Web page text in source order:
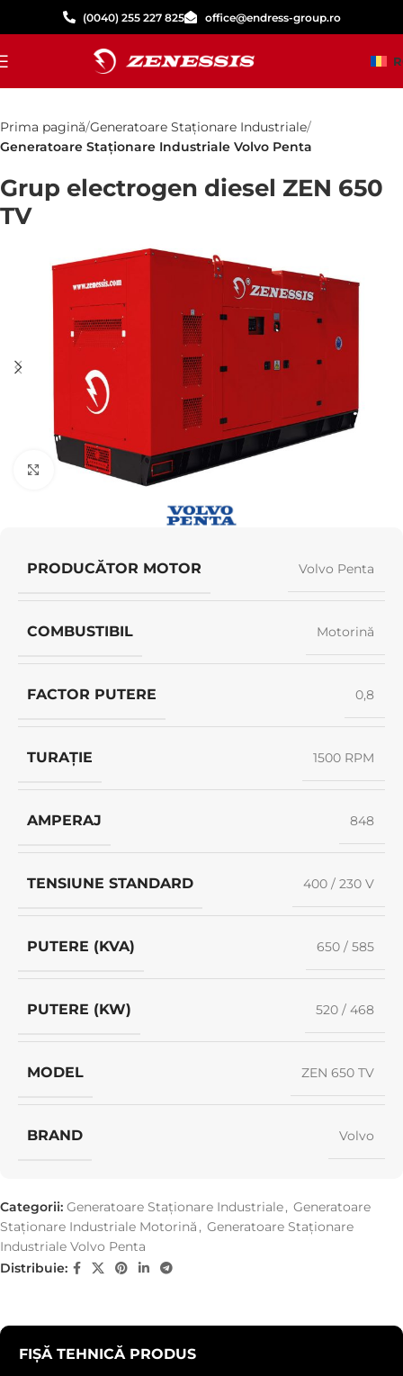
(0040) 255 227 825 office@endress-group.ro
Prima pagină Generatoare Staționare Industriale
Generatoare Staționare Industriale Volvo Penta
Grup electrogen diesel ZEN 650
TV
Click pentru a mări
PRODUCĂTOR MOTOR Volvo Penta
COMBUSTIBIL Motorină
FACTOR PUTERE 0,8
TURAȚIE 1500 RPM
AMPERAJ 848
TENSIUNE STANDARD 400 / 230 V
PUTERE (KVA) 650 / 585
PUTERE (KW) 520 / 468
MODEL ZEN 650 TV
BRAND Volvo
Categorii: Generatoare Staționare Industriale, Generatoare
Staționare Industriale Motorină , Generatoare Staționare
Industriale Volvo Penta
Distribuie:
FIȘĂ TEHNICĂ PRODUS